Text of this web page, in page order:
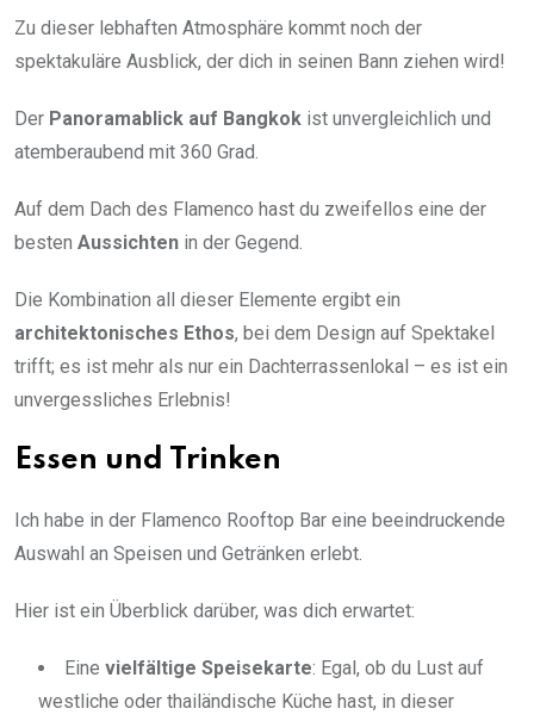
Zu dieser lebhaften Atmosphäre kommt noch der
spektakuläre Ausblick, der dich in seinen Bann ziehen wird!
Der Panoramablick auf Bangkok ist unvergleichlich und
atemberaubend mit 360 Grad.
Auf dem Dach des Flamenco hast du zweifellos eine der
besten Aussichten in der Gegend.
Die Kombination all dieser Elemente ergibt ein
architektonisches Ethos, bei dem Design auf Spektakel
trifft; es ist mehr als nur ein Dachterrassenlokal – es ist ein
unvergessliches Erlebnis!
Essen und Trinken
Ich habe in der Flamenco Rooftop Bar eine beeindruckende
Auswahl an Speisen und Getränken erlebt.
Hier ist ein Überblick darüber, was dich erwartet:
Eine vielfältige Speisekarte: Egal, ob du Lust auf
westliche oder thailändische Küche hast, in dieser